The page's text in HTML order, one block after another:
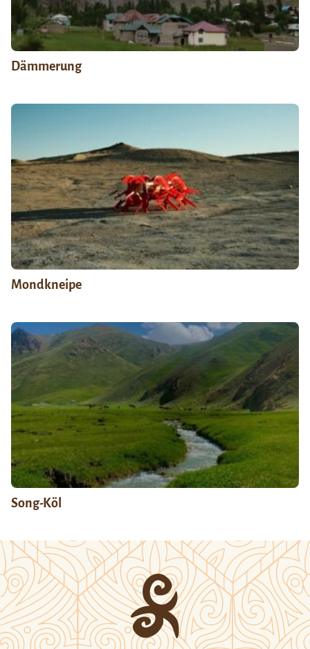
Dämmerung
Mondkneipe
Song-Köl